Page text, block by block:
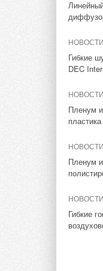
НОВОСТИ
Гибкие
DEC
НОВОСТИ
Пленум
НОВОСТИ
Пленум
НОВОСТИ
Гибкие
Уфе
отрасли
НОВОСТИ
Уже
новую